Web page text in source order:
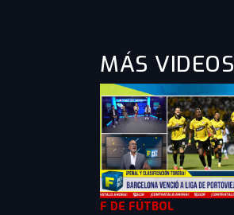
MÁS VIDEOS
F DE FÚTBOL